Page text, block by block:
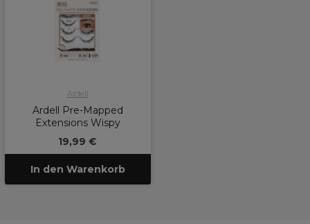
Ardell
Ardell Pre-Mapped
Extensions Wispy
19,99 €
In den Warenkorb